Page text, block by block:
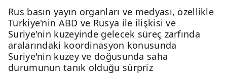
Rus basın yayın organları ve medyası, özellikle
Türkiye'nin ABD ve Rusya ile ilişkisi ve
Suriye'nin kuzeyinde gelecek süreç zarfında
aralarındaki koordinasyon konusunda
Suriye'nin kuzey ve doğusunda saha
durumunun tanık olduğu sürpriz